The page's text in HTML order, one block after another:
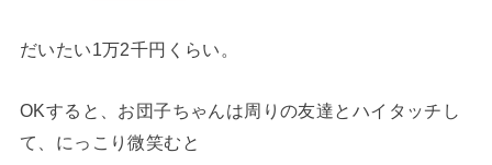
だいたい1万2千円くらい。
OKすると、お団子ちゃんは周りの友達とハイタッチし
て、にっこり微笑むと